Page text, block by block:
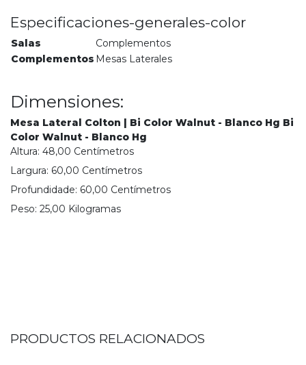
Especificaciones-generales-color
Salas
Complementos
Complementos Mesas Laterales
Dimensiones:
Mesa Lateral Colton | Bi Color Walnut - Blanco Hg Bi
Color Walnut - Blanco Hg
Altura: 48,00 Centímetros
Largura: 60,00 Centímetros
Profundidade: 60,00 Centímetros
Peso: 25,00 Kilogramas
PRODUCTOS RELACIONADOS